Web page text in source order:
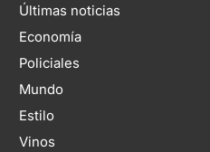
Últimas noticias
Economía
Policiales
Mundo
Estilo
Vinos